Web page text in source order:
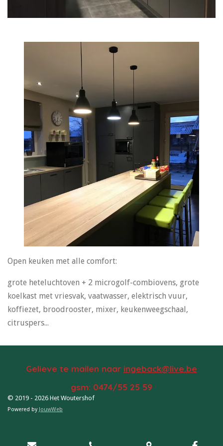
Open keuken met alle comfort:
grote heteluchtoven + 2 microgolf-combiovens, grote
koelkast met vriesvak, vaatwasser, elektrisch vuur,
koffiezet, broodrooster, mixer, keukenweegschaal,
citruspers...
Gelieve te mailen naar ingeback@live.be
gsm: 0474/55 25 59
© 2019 - 2026 Het Woutershof
Powered by JouwWeb